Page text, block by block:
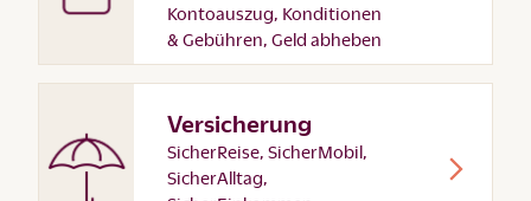
Kontoauszug, Konditionen
& Gebühren, Geld abheben
Versicherung
SicherReise, SicherMobil,
SicherAlltag,